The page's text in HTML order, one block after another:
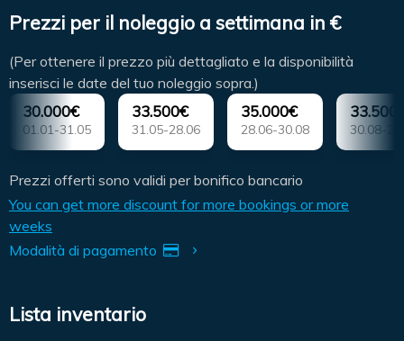
Prezzi per il noleggio a settimana in €
(Per ottenere il prezzo più dettagliato e la disponibilità
inserisci le date del tuo noleggio sopra.)
30.000€
01.01-31.05
33.500€
31.05-28.06
35.000€
28.06-30.08 30.08-
Prezzi offerti sono validi per bonifico bancario
You can get more discount for more bookings or more
weeks
Modalità di pagamento
Lista inventario